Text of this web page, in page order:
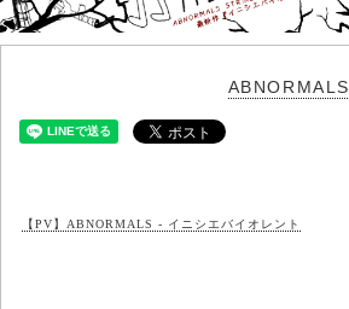
ABNORMALS
【PV】ABNORMALS - イニシエバイオレント